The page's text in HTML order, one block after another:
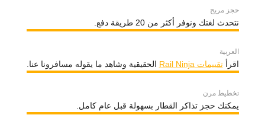
حجز مريح
نتحدث لغتك ونوفر أكثر من 20 طريقة دفع.
العربية
اقرأتقييمات Rail Ninja الحقيقية وشاهد ما يقوله مسافرونا عنا.
تخطيط مرن
يمكنك حجز تذاكر القطار بسهولة قبل عام كامل.